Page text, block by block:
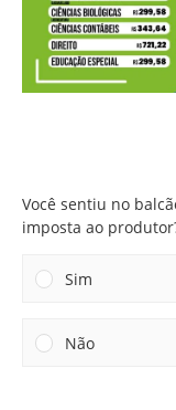
Você sentiu no
imposta ao
Sim
Não